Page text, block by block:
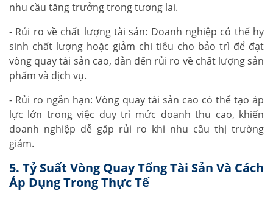
nhu cầu tăng trưởng trong tương lai.
- Rủi ro về chất lượng tài sản: Doanh nghiệp có thể hy
sinh chất lượng hoặc giảm chi tiêu cho bảo trì để đạt
vòng quay tài sản cao, dẫn đến rủi ro về chất lượng sản
phẩm và dịch vụ.
- Rủi ro ngắn hạn: Vòng quay tài sản cao có thể tạo áp
lực lớn trong việc duy trì mức doanh thu cao, khiến
doanh nghiệp dễ gặp rủi ro khi nhu cầu thị trường
giảm.
5. Tỷ Suất Vòng Quay Tổng Tài Sản Và Cách
Áp Dụng Trong Thực Tế